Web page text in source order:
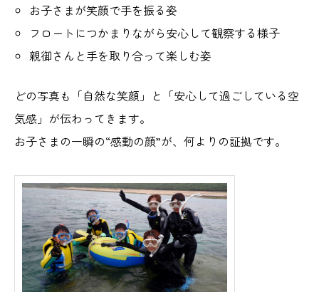
お子さまが笑顔で手を振る姿
フロートにつかまりながら安心して観察する様子
親御さんと手を取り合って楽しむ姿
どの写真も「自然な笑顔」と「安心して過ごしている空
気感」が伝わってきます。
お子さまの一瞬の“感動の顔”が、何よりの証拠です。